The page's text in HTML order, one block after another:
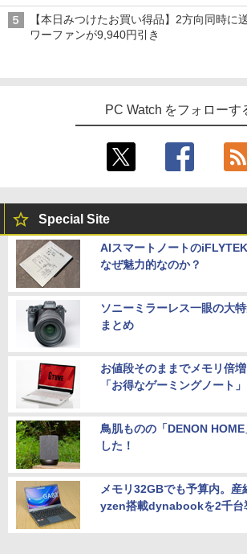
＼レビュー投稿で選べ
5歳 6歳 7冊セット】
いさん もじをよむ・か
【ph-A】
【本日みつけたお買い得品】2方向同時に
ワーファンが9,940円引き
PC Watch をフォローす
Special Site
AIスマートノートの
なぜ魅力的なのか？
ソニーミラーレス一眼の大
まとめ
お値段そのままでメモリ倍
「お得なゲーミングノート」
鳥肌ものの「DENON
した！
メモリ32GBでも予算内。産
yzen搭載dynabookを2千台